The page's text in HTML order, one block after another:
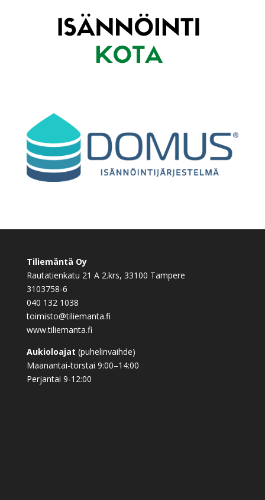
Tiliemäntä Oy
Rautatienkatu 21 A 2.krs, 33100 Tampere
3103758-6
040 132 1038
toimisto@tiliemanta.fi
www.tiliemanta.fi
Aukioloajat (puhelinvaihde)
Maanantai-torstai 9:00–14:00
Perjantai 9-12:00